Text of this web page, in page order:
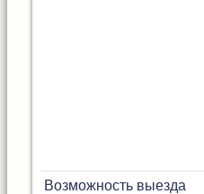
Возможность выезда